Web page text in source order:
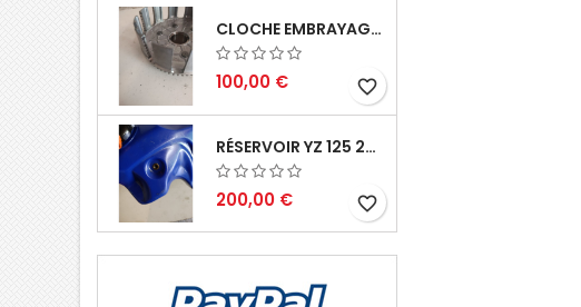
CLOCHE EMBRAYAGE YZ 125 1994 2004
100,00 € favorite_border
RÉSERVOIR YZ 125 2002 2004
200,00 € favorite_border